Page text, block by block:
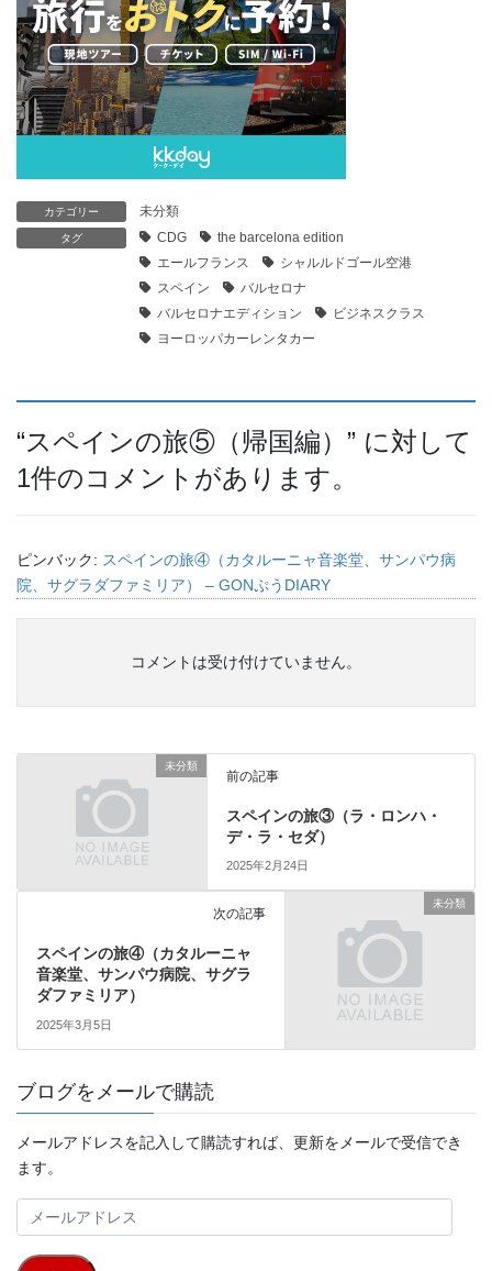
カテゴリー 未分類
タグ CDG
the barcelona edition
エールフランス
シャルルドゴール空港
スペイン
バルセロナ
バルセロナエディション
ビジネスクラス
ヨーロッパカーレンタカー
“スペインの旅⑤（帰国編） ” に対して
1件のコメントがあります。
ピンバック: スペインの旅④（カタルーニャ音楽堂、サンパウ病
院、サグラダファミリア） – GONぷうDIARY
コメントは受け付けていません。
未分類
前の記事
スペインの旅③（ラ・ロンハ・
デ・ラ・セダ）
2025年2月24日
未分類
次の記事
スペインの旅④（カタルーニャ
音楽堂、サンパウ病院、サグラ
ダファミリア）
2025年3月5日
ブログをメールで購読
メールアドレスを記入して購読すれば、更新をメールで受信でき
ます。
ー
ル